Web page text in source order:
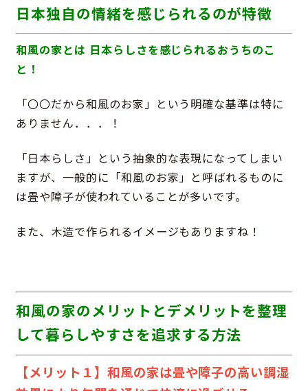
日本独自の情緒を感じられるのが特徴
和風の家とは 日本らしさを感じられるおうちのこ
と！
「〇〇だから和風のお家」という明確な基準は特に
ありません．．．！
「日本らしさ」という抽象的な表現になってしまい
ますが、一般的に「和風のお家」と呼ばれるものに
は畳や障子が使われていることが多いです。
また、木造で作られるイメージもありますね！
和風の家のメリットとデメリットを整理
して暮らしやすさを追求する方法
【メリット１】和風の家は畳や障子の高い調湿